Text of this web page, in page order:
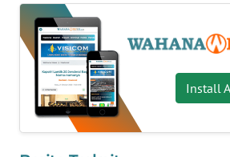
Install
WN
SULTRA
WN
NTB